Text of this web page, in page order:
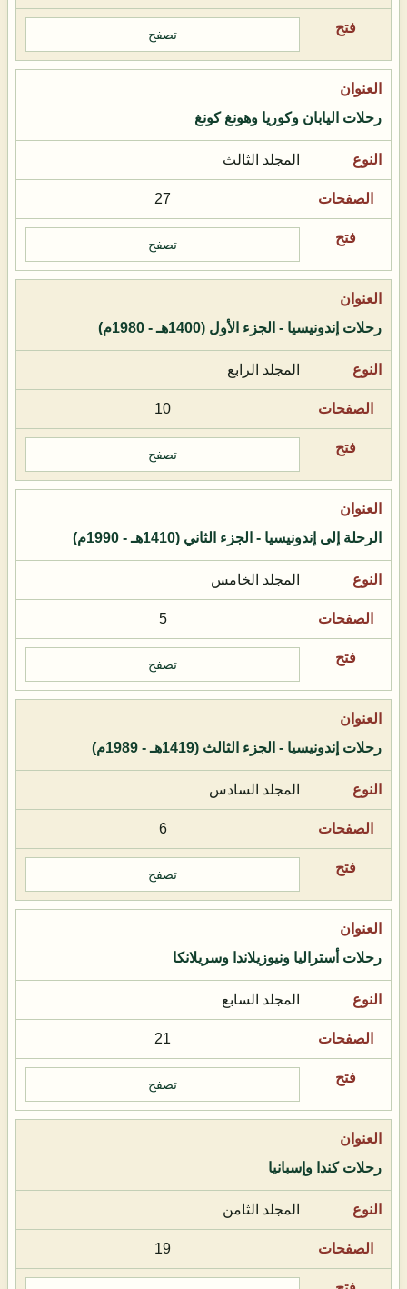
تصفح
رحلات اليابان وكوريا وهونغ كونغ
المجلد الثالث
27
تصفح
رحلات إندونيسيا - الجزء الأول (1400هـ - 1980م)
المجلد الرابع
10
تصفح
الرحلة إلى إندونيسيا - الجزء الثاني (1410هـ - 1990م)
المجلد الخامس
5
تصفح
رحلات إندونيسيا - الجزء الثالث (1419هـ - 1989م)
المجلد السادس
6
تصفح
رحلات أستراليا ونيوزيلاندا وسريلانكا
المجلد السابع
21
تصفح
رحلات كندا وإسبانيا
المجلد الثامن
19